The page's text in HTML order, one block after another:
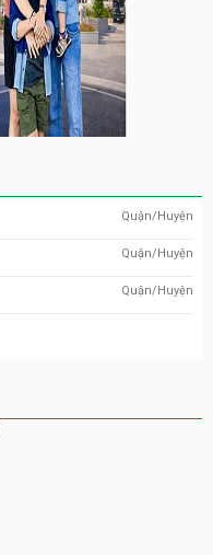
Quận/Huyện
Quận/Huyện
Quận/Huyện